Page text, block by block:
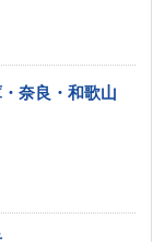
奈良・和歌山